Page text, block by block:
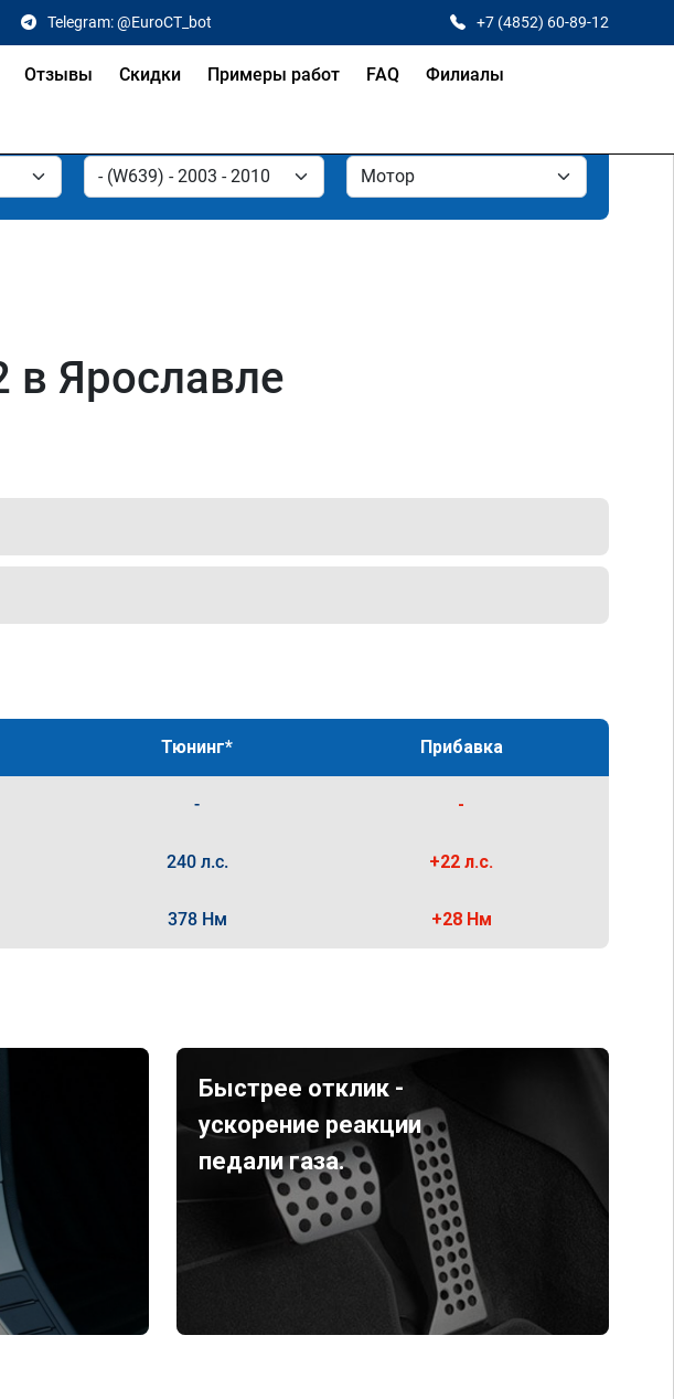
Telegram: @EuroCT_bot +7 (4852) 60-89-12
Отзывы Скидки Примеры работ FAQ Филиалы
в Ярославле
Тюнинг* Прибавка
- -
240 л.с. +22 л.с.
378 Нм +28 Нм
Быстрее отклик -
ускорение реакции
педали газа.